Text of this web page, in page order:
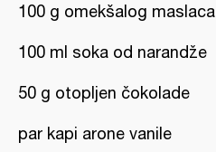
100 g omekšalog maslaca
100 ml soka od narandže
50 g otopljen čokolade
par kapi arone vanile